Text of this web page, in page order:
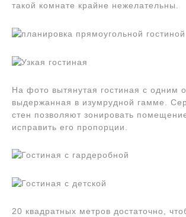
такой комнате крайне нежелательны.
На фото вытянутая гостиная с одним
выдержанная в изумрудной гамме.
стен позволяют зонировать
исправить его пропорции.
20 квадратных метров достаточно,